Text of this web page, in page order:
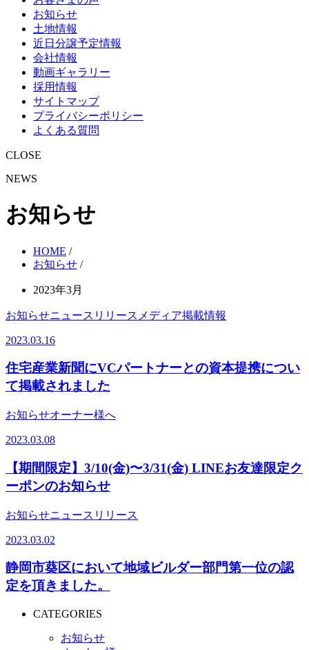
お知らせ
土地情報
近日分譲予定情報
会社情報
動画ギャラリー
採用情報
サイトマップ
プライバシーポリシー
よくある質問
CLOSE
NEWS
お知らせ
HOME /
お知らせ /
2023年3月
お知らせニュースリリース メディア掲載情報
2023.03.16
住宅産業新聞にVCパートナーとの資本提携につい
て掲載されました
お知らせオーナー様へ
2023.03.08
【期間限定】3/10(金)〜3/31(金) LINEお友達限定ク
ーポンのお知らせ
お知らせニュースリリース
2023.03.02
静岡市葵区において地域ビルダー部門第一位の認
定を頂きました。
CATEGORIES
お知らせ